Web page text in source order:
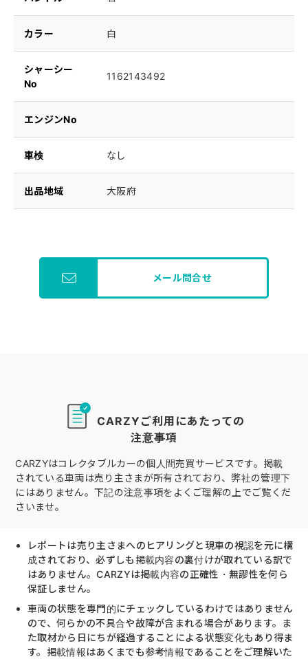
カラー 白
シャーシー
No
1162143492
エンジンNo
車検 なし
出品地域 大阪府
メール問合せ
CARZYご利用にあたっての
注意事項
CARZYはコレクタブルカーの個人間売買サービスです。掲載
されている車両は売り主さまが所有されており、弊社の管理下
にはありません。下記の注意事項をよくご理解の上でご覧くだ
さいませ。
レポートは売り主さまへのヒアリングと現車の視認を元に構
成されており、必ずしも掲載内容の裏付けが取れている訳で
はありません。CARZYは掲載内容の正確性・無謬性を何ら
保証しません。
車両の状態を専門的にチェックしているわけではありません
ので、何らかの不具合や故障が含まれる場合があります。ま
た取材から日にちが経過することによる状態変化もあり得ま
す。掲載情報はあくまでも参考情報であることをご理解いた